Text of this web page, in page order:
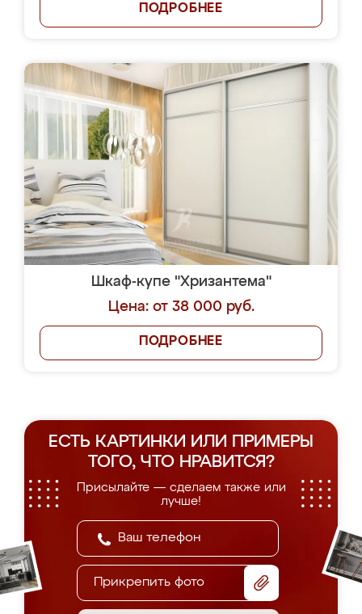
ПОДРОБНЕЕ
Шкаф-купе "Хризантема"
Цена: от 38 000 руб.
ПОДРОБНЕЕ
ЕСТЬ КАРТИНКИ ИЛИ ПРИМЕРЫ
ТОГО, ЧТО НРАВИТСЯ?
Присылайте — сделаем также или
лучше!
Прикрепить фото